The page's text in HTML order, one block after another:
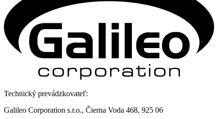
Technický prevádzkovateľ:
Galileo Corporation s.r.o., Čierna Voda 468, 925 06